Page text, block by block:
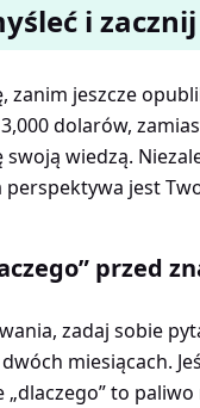
i
jeszcze
dolarów,
wiedzą.
jest
przed
zadaj sobie
miesiącach.
to